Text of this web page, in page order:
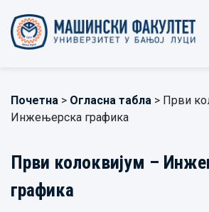
Почетна > Огласна табла > Први
Инжењерска графика
Први колоквијум –
графика